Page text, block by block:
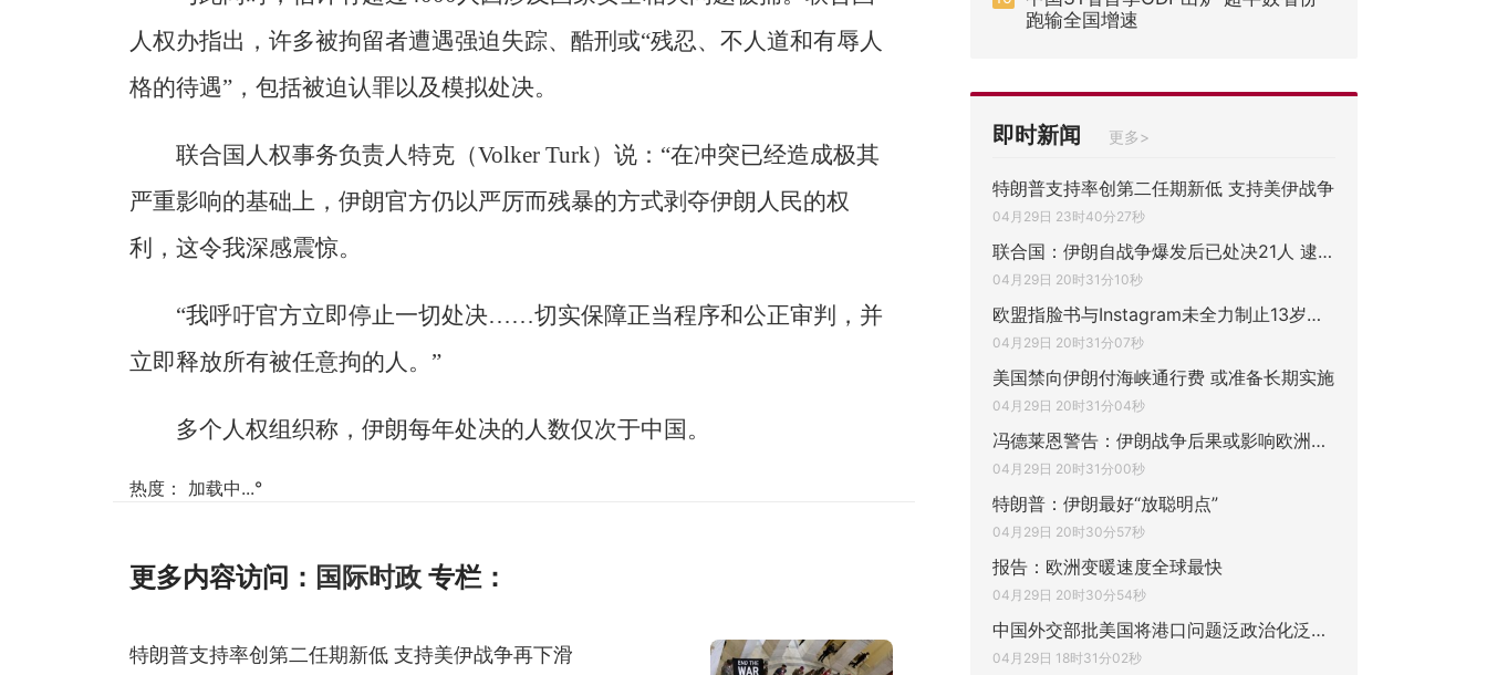
人权办指出，许多被拘留者遭遇强迫失踪、酷刑或“残忍、不人道和有辱人
格的待遇”，包括被迫认罪以及模拟处决。
联合国人权事务负责人特克（Volker Turk）说：“在冲突已经造成极其
严重影响的基础上，伊朗官方仍以严厉而残暴的方式剥夺伊朗人民的权
利，这令我深感震惊。
“我呼吁官方立即停止一切处决……切实保障正当程序和公正审判，并
立即释放所有被任意拘的人。”
多个人权组织称，伊朗每年处决的人数仅次于中国。
热度： 加载中...°
更多内容访问： 国际时政 专栏：
特朗普支持率创第二任期新低 支持美伊战争再下滑
跑输全国增速
即时新闻 更多>
特朗普支持率创第二任期新低 支持美伊战争
04月29日 23时40分27秒
联合国：伊朗自战争爆发后已处决21人 逮捕4
04月29日 20时31分10秒
欧盟指脸书与Instagram未全力制止13岁以下
04月29日 20时31分07秒
美国禁向伊朗付海峡通行费 或准备长期实施
04月29日 20时31分04秒
冯德莱恩警告：伊朗战争后果或影响欧洲多年
04月29日 20时31分00秒
特朗普：伊朗最好“放聪明点”
04月29日 20时30分57秒
报告：欧洲变暖速度全球最快
04月29日 20时30分54秒
中国外交部批美国将港口问题泛政治化泛安全
04月29日 18时31分02秒